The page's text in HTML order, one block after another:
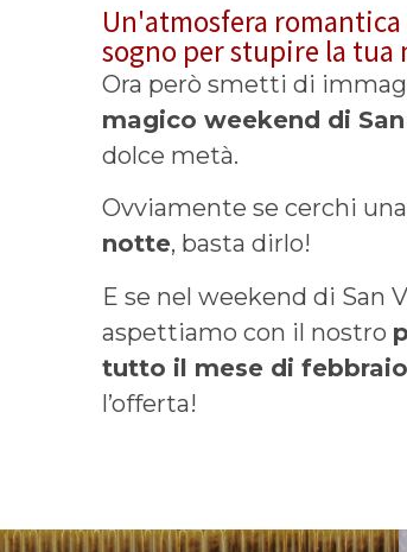
Un'atmosfera
sogno per stupire la tua
Ora però smetti di
magico weekend di
dolce metà.
Ovviamente se cerchi
notte, basta dirlo!
E se nel weekend di San
aspettiamo con il nostro
tutto il mese di febbraio
l’offerta!